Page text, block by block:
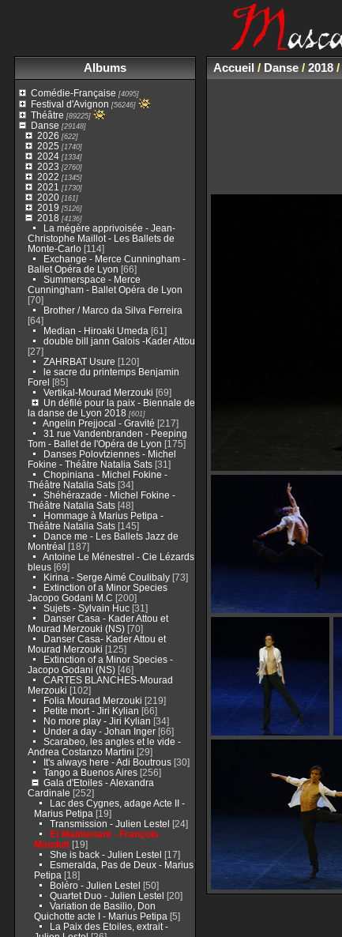
Albums
Comédie-Française [4095]
Festival d'Avignon [56246]
Théâtre [89225]
Danse [29148]
2026 [622]
2025 [1740]
2024[1334]
2023 [2760]
2022 [1345]
2021 [1730]
2020[161]
2019 [5126]
2018 [4136]
La mégère apprivoisée - Jean-
Christophe Maillot - Les Ballets de
Monte-Carlo[114]
Exchange - Merce Cunningham -
Ballet Opéra de Lyon [66]
Summerspace - Merce
Cunningham - Ballet Opéra de Lyon
[70]
Brother / Marco da Silva Ferreira
[64]
Median - Hiroaki Umeda [61]
double bill jann Galois -Kader Attou
[27]
ZAHRBAT Usure [120]
le sacre du printemps Benjamin
Forel [85]
Vertikal-Mourad Merzouki [69]
Un défilé pour la paix - Biennale de
la danse de Lyon 2018 [601]
Angelin Prejjocal - Gravité [217]
31 rue Vandenbranden - Peeping
Tom - Ballet de l'Opéra de Lyon [175]
Danses Polovtziennes - Michel
Fokine - Théâtre Natalia Sats[31]
Chopiniana - Michel Fokine -
Théâtre Natalia Sats[34]
Shéhérazade - Michel Fokine -
Théâtre Natalia Sats[48]
Hommage à Marius Petipa -
Théâtre Natalia Sats[145]
Dance me - Les Ballets Jazz de
Montréal [187]
Antoine Le Ménestrel - Cie Lézards
bleus[69]
Kirina - Serge Aimé Coulibaly[73]
Extinction of a Minor Species
Jacopo Godani M.C [200]
Sujets - Sylvain Huc[31]
Danser Casa - Kader Attou et
Mourad Merzouki (NS)[70]
Danser Casa- Kader Attou et
Mourad Merzouki [125]
Extinction of a Minor Species -
Jacopo Godani (NS)[46]
CARTES BLANCHES-Mourad
Merzouki [102]
Folia Mourad Merzouki [219]
Petite mort - Jiri Kylian [66]
No more play - Jiri Kylian [34]
Under a day - Johan Inger[66]
Scarabeo, les angles et le vide -
Andrea Costanzo Martini [29]
It's always here - Adi Boutrous[30]
Tango a Buenos Aires[256]
Gala d'Etoiles - Alexandra
Cardinale [252]
Lac des Cygnes, adage Acte II -
Marius Petipa [19]
Transmission - Julien Lestel [24]
Et Maintenant - François
Mauduit[19]
She is back - Julien Lestel [17]
Esmeralda, Pas de Deux - Marius
Petipa [18]
Boléro - Julien Lestel [50]
Quartet Duo - Julien Lestel [20]
Variation de Basilio, Don
Quichotte acte I - Marius Petipa [5]
La Paix des Etoiles, extrait -
Accueil/ Danse/ 2018/